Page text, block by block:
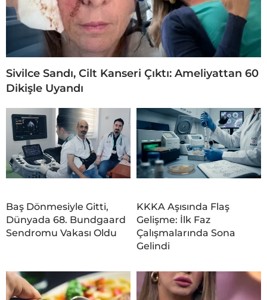
Sivilce Sandı, Cilt Kanseri Çıktı: Ameliyattan 60
Dikişle Uyandı
Baş Dönmesiyle Gitti,
Dünyada 68. Bundgaard
Sendromu Vakası Oldu
KKKA Aşısında Flaş
Gelişme: İlk Faz
Çalışmalarında Sona
Gelindi